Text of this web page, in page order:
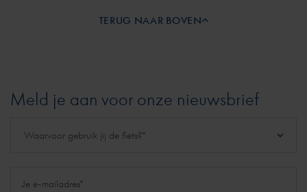
Meld je aan voor onze nieuwsbrief
TERUG NAAR BOVEN